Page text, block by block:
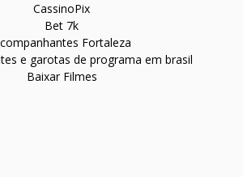
CassinoPix
Bet 7k
Fortaleza
e garotas de programa em brasil
Baixar Filmes